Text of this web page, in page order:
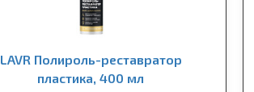
LAVR Полироль-реставратор
пластика, 400 мл